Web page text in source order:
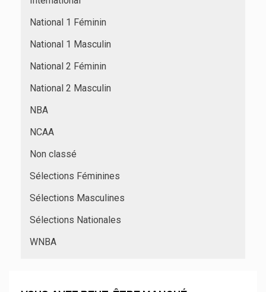
National 1 Féminin
National 1 Masculin
National 2 Féminin
National 2 Masculin
NBA
NCAA
Non classé
Sélections Féminines
Sélections Masculines
Sélections Nationales
WNBA